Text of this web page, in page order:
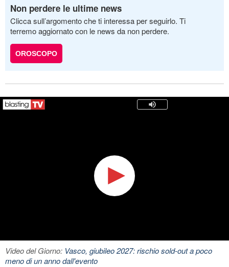
Non perdere le ultime news
Clicca sull’argomento che ti interessa per seguirlo. Ti
terremo aggiornato con le news da non perdere.
OROSCOPO
Video del Giorno: Vasco, giubileo 2027: rischio sold-out a poco
meno di un anno dall'evento